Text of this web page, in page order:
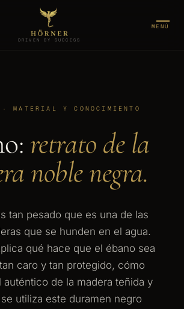
DRIVEN BY SUCCESS
MENÚ
· MATERIAL Y CONOCIMIENTO
retrato de la
noble negra.
tan pesado que es una de las
que se hunden en el agua.
qué hace que el ébano sea
caro y tan protegido, cómo
auténtico de la madera teñida y
utiliza este duramen negro